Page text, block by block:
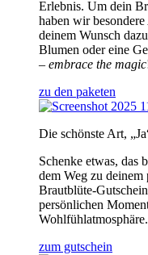
Erlebnis. Um dein
haben wir
deinem Wunsch
Blumen oder eine
– embrace the magic
zu den paketen
Die schönste Art,
Schenke etwas, das
dem Weg zu
Brautblüte-
persönlichen
Wohlfühlatmosphäre.
zum gutschein